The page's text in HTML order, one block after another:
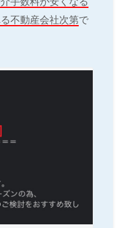
不動産会社次第で